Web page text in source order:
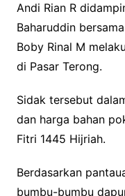
Andi Rian R
Baharuddin
Boby Rinal M
di Pasar Terong.
Sidak tersebut
dan harga bahan
Fitri 1445 Hijriah.
Berdasarkan
bumbu-bumbu